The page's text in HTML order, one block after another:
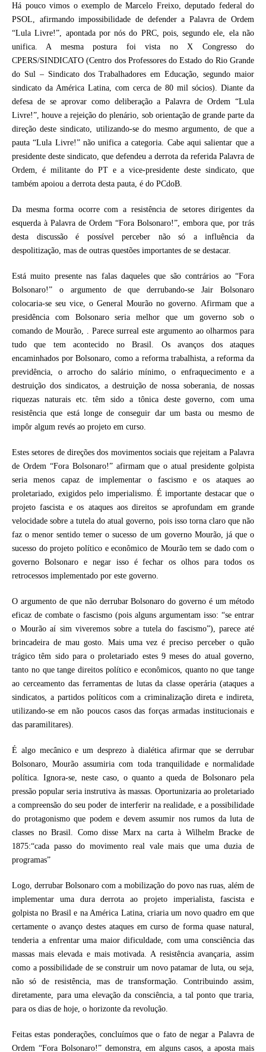
Há pouco vimos o exemplo de Marcelo Freixo, deputado federal do
PSOL, afirmando impossibilidade de defender a Palavra de Ordem
“Lula Livre!”, apontada por nós do PRC, pois, segundo ele, ela não
unifica. A mesma postura foi vista no X Congresso do
CPERS/SINDICATO (Centro dos Professores do Estado do Rio Grande
do Sul – Sindicato dos Trabalhadores em Educação, segundo maior
sindicato da América Latina, com cerca de 80 mil sócios). Diante da
defesa de se aprovar como deliberação a Palavra de Ordem “Lula
Livre!”, houve a rejeição do plenário, sob orientação de grande parte da
direção deste sindicato, utilizando-se do mesmo argumento, de que a
pauta “Lula Livre!” não unifica a categoria. Cabe aqui salientar que a
presidente deste sindicato, que defendeu a derrota da referida Palavra de
Ordem, é militante do PT e a vice-presidente deste sindicato, que
também apoiou a derrota desta pauta, é do PCdoB.
Da mesma forma ocorre com a resistência de setores dirigentes da
esquerda à Palavra de Ordem “Fora Bolsonaro!”, embora que, por trás
desta discussão é possível perceber não só a influência da
despolitização, mas de outras questões importantes de se destacar.
Está muito presente nas falas daqueles que são contrários ao “Fora
Bolsonaro!” o argumento de que derrubando-se Jair Bolsonaro
colocaria-se seu vice, o General Mourão no governo. Afirmam que a
presidência com Bolsonaro seria melhor que um governo sob o
comando de Mourão, . Parece surreal este argumento ao olharmos para
tudo que tem acontecido no Brasil. Os avanços dos ataques
encaminhados por Bolsonaro, como a reforma trabalhista, a reforma da
previdência, o arrocho do salário mínimo, o enfraquecimento e a
destruição dos sindicatos, a destruição de nossa soberania, de nossas
riquezas naturais etc. têm sido a tônica deste governo, com uma
resistência que está longe de conseguir dar um basta ou mesmo de
impôr algum revés ao projeto em curso.
Estes setores de direções dos movimentos sociais que rejeitam a Palavra
de Ordem “Fora Bolsonaro!” afirmam que o atual presidente golpista
seria menos capaz de implementar o fascismo e os ataques ao
proletariado, exigidos pelo imperialismo. É importante destacar que o
projeto fascista e os ataques aos direitos se aprofundam em grande
velocidade sobre a tutela do atual governo, pois isso torna claro que não
faz o menor sentido temer o sucesso de um governo Mourão, já que o
sucesso do projeto político e econômico de Mourão tem se dado com o
governo Bolsonaro e negar isso é fechar os olhos para todos os
retrocessos implementado por este governo.
O argumento de que não derrubar Bolsonaro do governo é um método
eficaz de combate o fascismo (pois alguns argumentam isso: “se entrar
o Mourão aí sim viveremos sobre a tutela do fascismo”), parece até
brincadeira de mau gosto. Mais uma vez é preciso perceber o quão
trágico têm sido para o proletariado estes 9 meses do atual governo,
tanto no que tange direitos político e econômicos, quanto no que tange
ao cerceamento das ferramentas de lutas da classe operária (ataques a
sindicatos, a partidos políticos com a criminalização direta e indireta,
utilizando-se em não poucos casos das forças armadas institucionais e
das paramilitares).
É algo mecânico e um desprezo à dialética afirmar que se derrubar
Bolsonaro, Mourão assumiria com toda tranquilidade e normalidade
política. Ignora-se, neste caso, o quanto a queda de Bolsonaro pela
pressão popular seria instrutiva às massas. Oportunizaria ao proletariado
a compreensão do seu poder de interferir na realidade, e a possibilidade
do protagonismo que podem e devem assumir nos rumos da luta de
classes no Brasil. Como disse Marx na carta à Wilhelm Bracke de
1875:“cada passo do movimento real vale mais que uma duzia de
programas”
Logo, derrubar Bolsonaro com a mobilização do povo nas ruas, além de
implementar uma dura derrota ao projeto imperialista, fascista e
golpista no Brasil e na América Latina, criaria um novo quadro em que
certamente o avanço destes ataques em curso de forma quase natural,
tenderia a enfrentar uma maior dificuldade, com uma consciência das
massas mais elevada e mais motivada. A resistência avançaria, assim
como a possibilidade de se construir um novo patamar de luta, ou seja,
não só de resistência, mas de transformação. Contribuindo assim,
diretamente, para uma elevação da consciência, a tal ponto que traria,
para os dias de hoje, o horizonte da revolução.
Feitas estas ponderações, concluímos que o fato de negar a Palavra de
Ordem “Fora Bolsonaro!” demonstra, em alguns casos, a aposta mais